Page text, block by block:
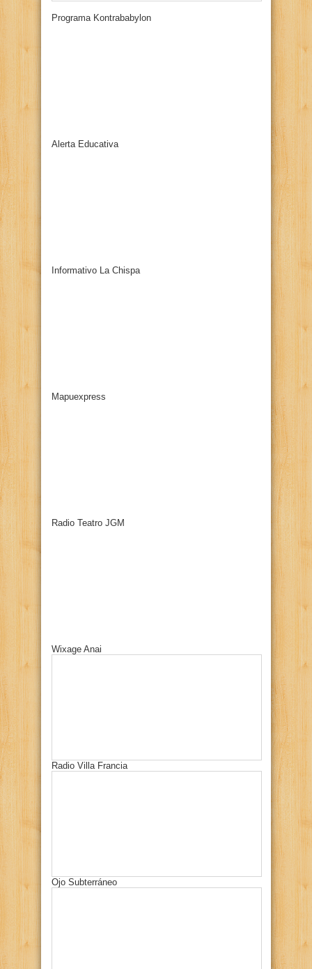
Programa Kontrababylon
Alerta Educativa
Informativo La Chispa
Mapuexpress
Radio Teatro JGM
Wixage Anai
Radio Villa Francia
Ojo Subterráneo